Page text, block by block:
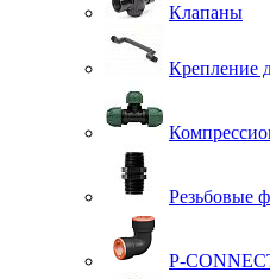
Клапаны
Крепление
Резьбовые
P-